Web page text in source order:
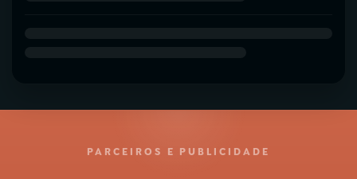
PARCEIROS E PUBLICIDADE